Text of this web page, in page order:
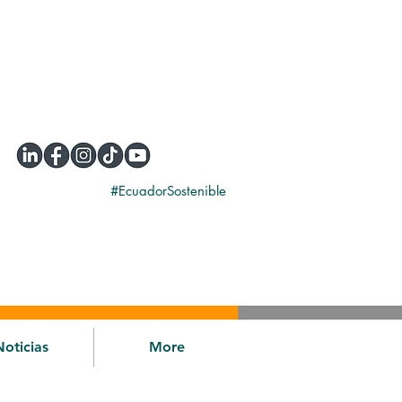
#EcuadorSostenible
More